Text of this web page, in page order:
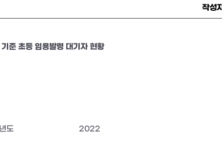
작성
기준 초등 임용발령 대기자 현황
도 2022